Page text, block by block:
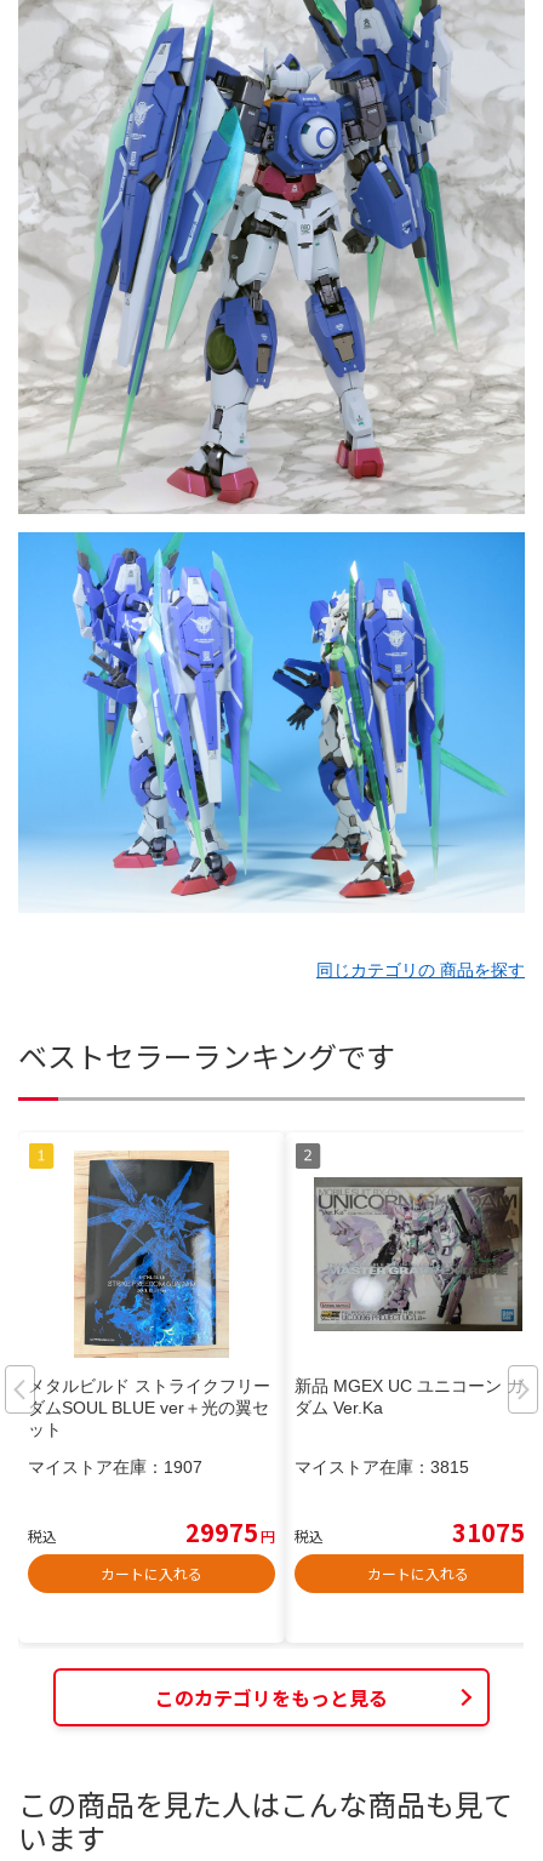
同じカテゴリの 商品を探す
ベストセラーランキングです
メタルビルド ストライクフリー
ダムSOUL BLUE ver＋光の翼セ
ット
マイストア在庫： 1907
税込 29975円
カートに入れる
新品 MGEX UC ユニコーン ガン
ダム Ver.Ka
マイストア在庫： 3815
税込 31075
カートに入れる
このカテゴリをもっと見る
この商品を見た人はこんな商品も見て
います